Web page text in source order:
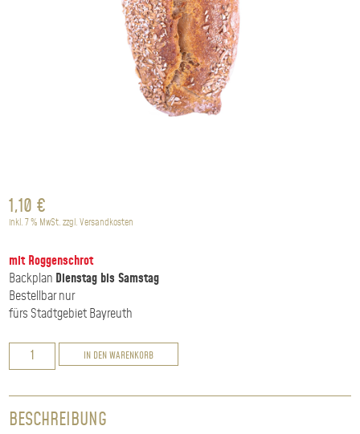
1,10 €
inkl. 7 % MwSt.zzgl.Versandkosten
mit Roggenschrot
Backplan Dienstag bis Samstag
Bestellbar nur
fürs Stadtgebiet Bayreuth
Schrotknüppel
Menge
IN DEN WARENKORB
BESCHREIBUNG